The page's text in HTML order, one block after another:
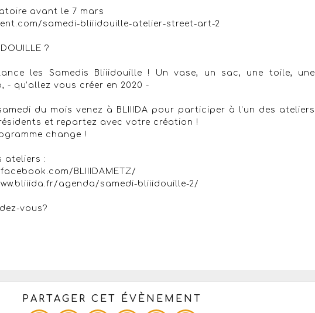
avant le 7 mars
samedi-bliiidouille-atelier-street-art-2
?
les Samedis Bliiidouille ! Un vase, un sac, une toile, une
- qu’allez vous créer en 2020 -
du mois venez à BLIIIDA pour participer à l’un des ateliers
et repartez avec votre création !
change !
ateliers :
BLIIIDAMETZ/
agenda/samedi-bliiidouille-2/
vous?
PARTAGER CET ÉVÈNEMENT